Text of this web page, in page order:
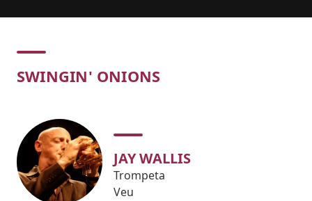
Concert
SWINGIN' ONIONS
JAY WALLIS
Trompeta
Veu